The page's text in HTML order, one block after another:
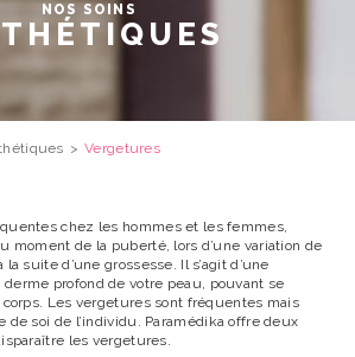
NOS SOINS
Vergetures
chez les hommes et les femmes,
moment de la puberté, lors d’une variation de
suite d’une grossesse. Il s’agit d’une
profond de votre peau, pouvant se
Les vergetures sont fréquentes mais
de soi de l’individu. Paramédika offre deux
les vergetures.